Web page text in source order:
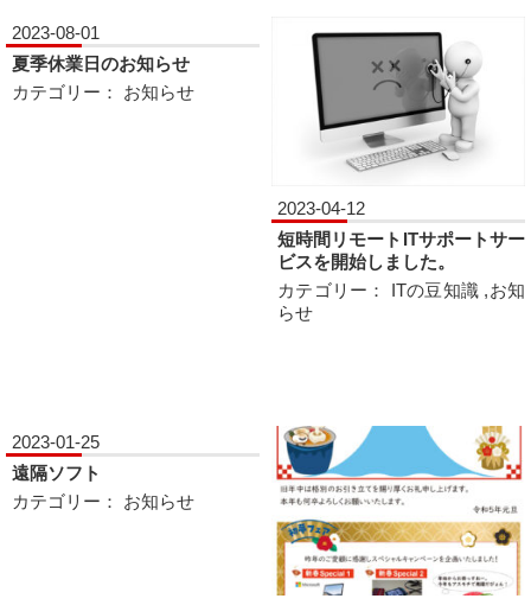
2023-08-01
夏季休業日のお知らせ
カテゴリー： お知らせ
2023-04-12
短時間リモートITサポートサー
ビスを開始しました。
カテゴリー： ITの豆知識 ,お知
らせ
2023-01-25
遠隔ソフト
カテゴリー： お知らせ